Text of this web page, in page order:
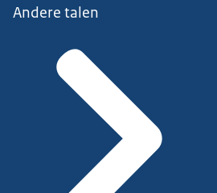
Andere talen